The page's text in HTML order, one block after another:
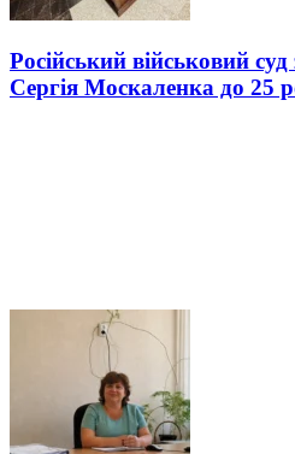
Російський військовий
Сергія Москаленка до 25